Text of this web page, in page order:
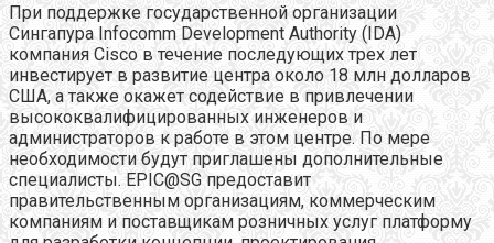
При поддержке государственной организации
Сингапура Infocomm Development Authority (IDA)
компания Cisco в течение последующих трех лет
инвестирует в развитие центра около 18 млн долларов
США, а также окажет содействие в привлечении
высококвалифицированных инженеров и
администраторов к работе в этом центре. По мере
необходимости будут приглашены дополнительные
специалисты. EPIC@SG предоставит
правительственным организациям, коммерческим
компаниям и поставщикам розничных услуг платформу